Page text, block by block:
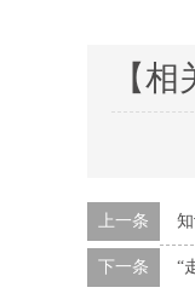
【相
上一条
下一条 “